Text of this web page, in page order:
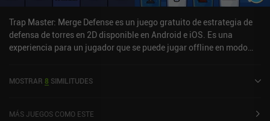
Trap Master: Merge Defense es un juego gratuito de estrategia de
defensa de torres en 2D disponible en Android e iOS. Es una
experiencia para un jugador que se puede jugar offline en modo
sobre 5,0 en la App Store de iOS.
MOSTRAR 8 SIMILITUDES
MÁS JUEGOS COMO ESTE